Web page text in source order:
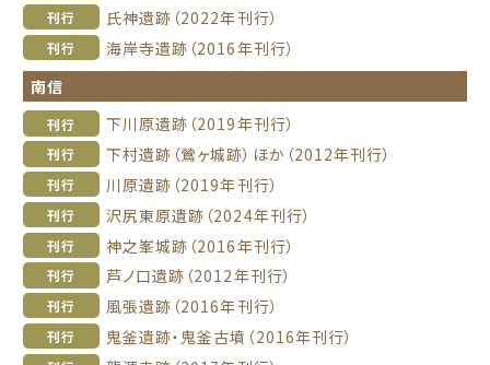
刊行 氏神遺跡（2022年刊行）
刊行
海岸寺遺跡（2016年刊行）
南信
刊行 下川原遺跡（2019年刊行）
刊行 下村遺跡（鶯ヶ城跡）ほか（2012年刊行）
刊行 川原遺跡（2019年刊行）
刊行 沢尻東原遺跡（2024年刊行）
刊行 神之峯城跡（2016年刊行）
刊行 芦ノ口遺跡（2012年刊行）
刊行 風張遺跡（2016年刊行）
刊行 鬼釜遺跡・鬼釜古墳（2016年刊行）